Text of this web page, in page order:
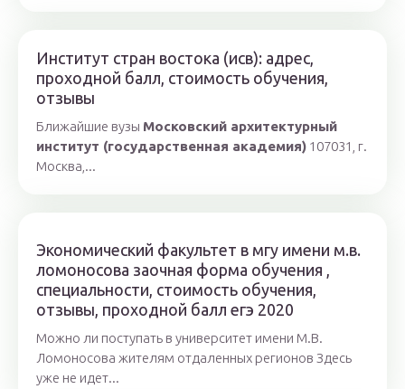
Институт стран востока (исв): адрес,
проходной балл, стоимость обучения,
отзывы
Ближайшие вузы Московский архитектурный
институт (государственная академия) 107031, г.
Москва,...
Экономический факультет в мгу имени м.в.
ломоносова заочная форма обучения ,
специальности, стоимость обучения,
отзывы, проходной балл егэ 2020
Можно ли поступать в университет имени М.В.
Ломоносова жителям отдаленных регионов Здесь
уже не идет...